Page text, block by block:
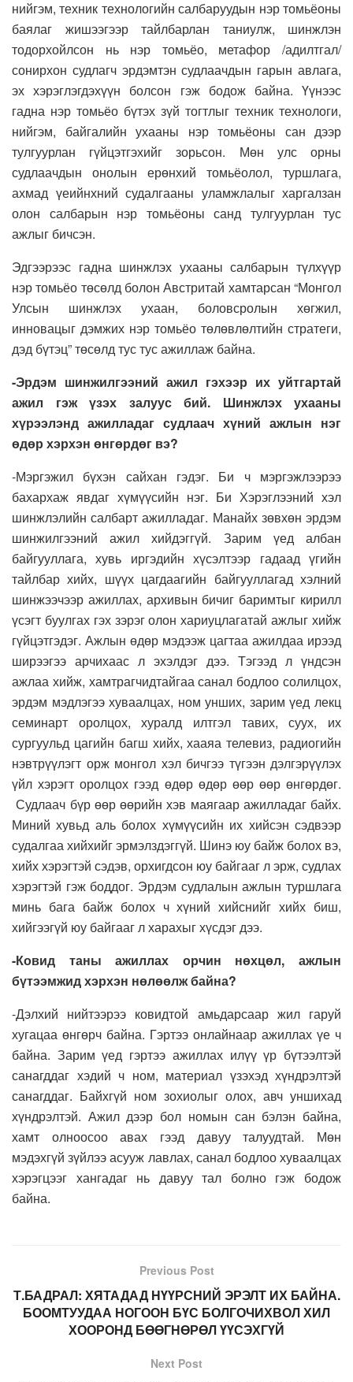
нийгэм, техник технологийн салбаруудын нэр томьёоны
баялаг жишээгээр тайлбарлан таниулж, шинжлэн
тодорхойлсон нь нэр томьёо, метафор /адилтгал/
сонирхон судлагч эрдэмтэн судлаачдын гарын авлага,
эх хэрэглэгдэхүүн болсон гэж бодож байна. Үүнээс
гадна нэр томьёо бүтэх зүй тогтлыг техник технологи,
нийгэм, байгалийн ухааны нэр томьёоны сан дээр
тулгуурлан гүйцэтгэхийг зорьсон. Мөн улс орны
судлаачдын онолын ерөнхий томьёолол, туршлага,
ахмад үеийнхний судалгааны уламжлалыг харгалзан
олон салбарын нэр томьёоны санд тулгуурлан тус
ажлыг бичсэн.
Эдгээрээс гадна шинжлэх ухааны салбарын түлхүүр
нэр томьёо төсөлд болон Австритай хамтарсан “Монгол
Улсын шинжлэх ухаан, боловсролын хөгжил,
инновацыг дэмжих нэр томьёо төлөвлөлтийн стратеги,
дэд бүтэц” төсөлд тус тус ажиллаж байна.
-Эрдэм шинжилгээний ажил гэхээр их уйтгартай
ажил гэж үзэх залуус бий. Шинжлэх ухааны
хүрээлэнд ажилладаг судлаач хүний ажлын нэг
өдөр хэрхэн өнгөрдөг вэ?
-Мэргэжил бүхэн сайхан гэдэг. Би ч мэргэжлээрээ
бахархаж явдаг хүмүүсийн нэг. Би Хэрэглээний хэл
шинжлэлийн салбарт ажилладаг. Манайх зөвхөн эрдэм
шинжилгээний ажил хийдэггүй. Зарим үед албан
байгууллага, хувь иргэдийн хүсэлтээр гадаад үгийн
тайлбар хийх, шүүх цагдаагийн байгууллагад хэлний
шинжээчээр ажиллах, архивын бичиг баримтыг кирилл
үсэгт буулгах гэх зэрэг олон хариуцлагатай ажлыг хийж
гүйцэтгэдэг. Ажлын өдөр мэдээж цагтаа ажилдаа ирээд
ширээгээ арчихаас л эхэлдэг дээ. Тэгээд л үндсэн
ажлаа хийж, хамтрагчидтайгаа санал бодлоо солилцох,
эрдэм мэдлэгээ хуваалцах, ном унших, зарим үед лекц
семинарт оролцох, хуралд илтгэл тавих, суух, их
сургуульд цагийн багш хийх, хааяа телевиз, радиогийн
нэвтрүүлэгт орж монгол хэл бичгээ түгээн дэлгэрүүлэх
үйл хэрэгт оролцох гээд өдөр өдөр өөр өөр өнгөрдөг.
Судлаач бүр өөр өөрийн хэв маягаар ажилладаг байх.
Миний хувьд аль болох хүмүүсийн их хийсэн сэдвээр
судалгаа хийхийг эрмэлздэггүй. Шинэ юу байж болох вэ,
хийх хэрэгтэй сэдэв, орхигдсон юу байгааг л эрж, судлах
хэрэгтэй гэж боддог. Эрдэм судлалын ажлын туршлага
минь бага байж болох ч хүний хийснийг хийх биш,
хийгээгүй юу байгааг л харахыг хүсдэг дээ.
-Ковид таны ажиллах орчин нөхцөл, ажлын
бүтээмжид хэрхэн нөлөөлж байна?
-Дэлхий нийтээрээ ковидтой амьдарсаар жил гаруй
хугацаа өнгөрч байна. Гэртээ онлайнаар ажиллах үе ч
байна. Зарим үед гэртээ ажиллах илүү үр бүтээлтэй
санагддаг хэдий ч ном, материал үзэхэд хүндрэлтэй
санагддаг. Байхгүй ном зохиолыг олох, авч уншихад
хүндрэлтэй. Ажил дээр бол номын сан бэлэн байна,
хамт олноосоо авах гээд давуу талуудтай. Мөн
мэдэхгүй зүйлээ асууж лавлах, санал бодлоо хуваалцах
хэрэгцээг хангадаг нь давуу тал болно гэж бодож
байна.
Previous Post
Т.БАДРАЛ: ХЯТАДАД НҮҮРСНИЙ ЭРЭЛТ ИХ БАЙНА.
БООМТУУДАА НОГООН БҮС БОЛГОЧИХВОЛ ХИЛ
ХООРОНД БӨӨГНӨРӨЛ ҮҮСЭХГҮЙ
Next Post